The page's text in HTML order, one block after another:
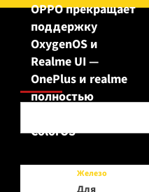
Поиск
OPPO прекращает
поддержку
OxygenOS и
Realme UI —
OnePlus и realme
полностью
ColorOS
Железо